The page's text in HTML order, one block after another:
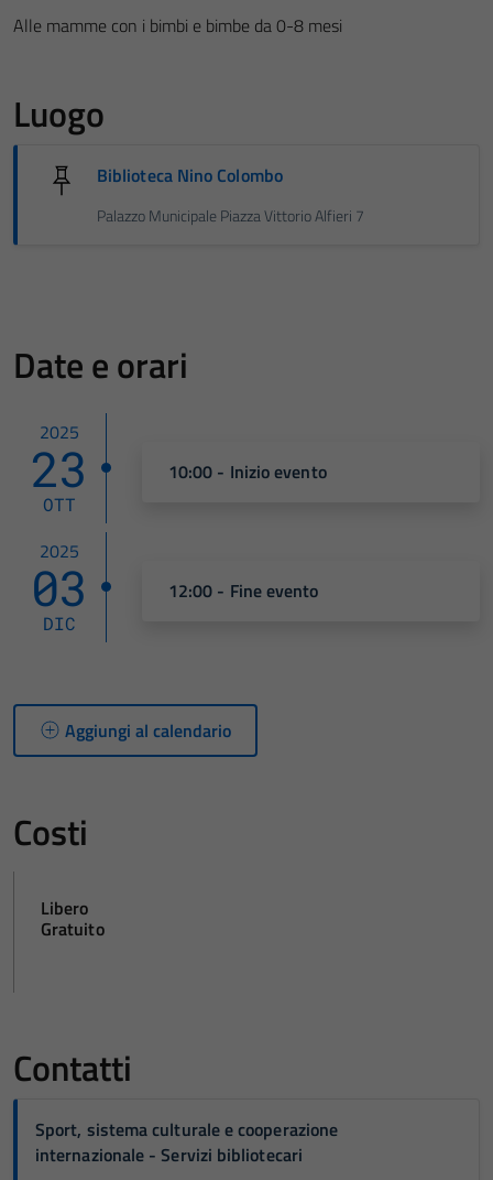
Alle mamme con i bimbi e bimbe da 0-8 mesi
Luogo
Biblioteca Nino Colombo
Palazzo Municipale Piazza Vittorio Alfieri 7
Date e orari
2025
23
OTT
10:00 - Inizio evento
2025
03
DIC
12:00 - Fine evento
Aggiungi al calendario
Costi
Libero
Gratuito
Contatti
Sport, sistema culturale e cooperazione
internazionale - Servizi bibliotecari